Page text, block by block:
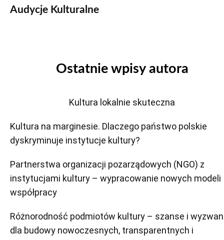
Audycje Kulturalne
Ostatnie wpisy autora
Kultura lokalnie skuteczna
Kultura na marginesie. Dlaczego państwo polskie
dyskryminuje instytucje kultury?
Partnerstwa organizacji pozarządowych (NGO) z
instytucjami kultury – wypracowanie nowych modeli
współpracy
Różnorodność podmiotów kultury – szanse i
dla budowy nowoczesnych, transparentnych i